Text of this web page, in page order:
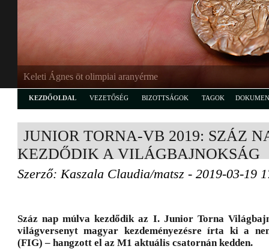
Keleti Ágnes öt olimpiai aranyérme
KEZDŐOLDAL VEZETŐSÉG BIZOTTSÁGOK TAGOK
JUNIOR TORNA-VB 2019: SZÁZ
KEZDŐDIK A VILÁGBAJNOKSÁG
Szerző: Kaszala Claudia/matsz - 2019-03-19
Száz nap múlva kezdődik az I. Junior Torna
világversenyt magyar kezdeményezésre írta ki a
(FIG) – hangzott el az M1 aktuális csatornán kedden.